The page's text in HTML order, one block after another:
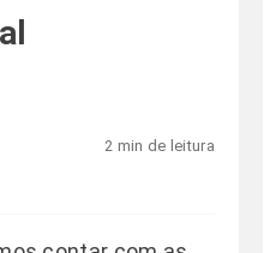
2 min de leitura